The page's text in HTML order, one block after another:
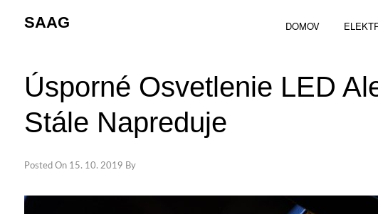
SAAG DOMOV
Úsporné Osvetlenie LED
Stále Napreduje
Posted On 15. 10. 2019 By